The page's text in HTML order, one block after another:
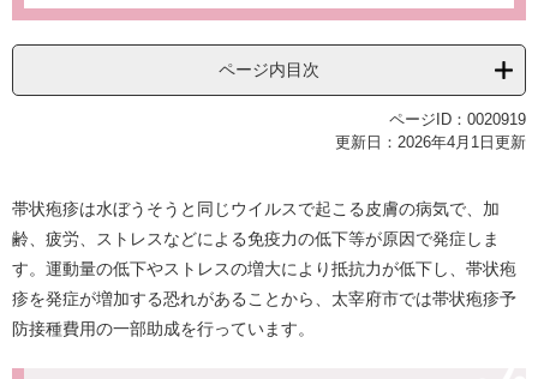
ページ内目次
ページID：0020919
更新日：2026年4月1日更新
帯状疱疹は水ぼうそうと同じウイルスで起こる皮膚の病気で、加
齢、疲労、ストレスなどによる免疫力の低下等が原因で発症しま
す。運動量の低下やストレスの増大により抵抗力が低下し、帯状疱
疹を発症が増加する恐れがあることから、太宰府市では帯状疱疹予
防接種費用の一部助成を行っています。